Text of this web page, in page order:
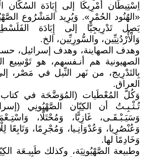
اِسْتِيطَان أَمْرِيكَا إلى إِبَادَة السُكَّان
«الهُنُود الحُمْر». وَيُرِيد المَشْرُوع
يَصِل تَدْرِيجِيًّا إلى إِبَادَة
وَالْأُرْدُنِيِّين، والسُّورِيِّين، الخ.
وهدف الصهاينة، وهدف إسرائيل،
الصهيونية هم أنـفسهم، هو تَوْسِيع
بِالتَدْرِيج، من نَهر النِّيل في مَصْر،
العراق.
وَكُلّ المُعْطَيات (المُوَضَّحَة في كتاب
تُـثْـبِـتُ أن الكِيّان الصَّهْيُونِي
وَسَيَـبْـقَـى، غَازِيًّا، وَمُحْتَلًّا،
وَعُنْصُرِيا، وَعُدْوَانِـيا، وَمُجْرِمًا، وَتَابِعًا
وَخَادِمًا لها.
وطبيعة الصَّهْيُونِيَة، وكذلك طَبِيـعَة